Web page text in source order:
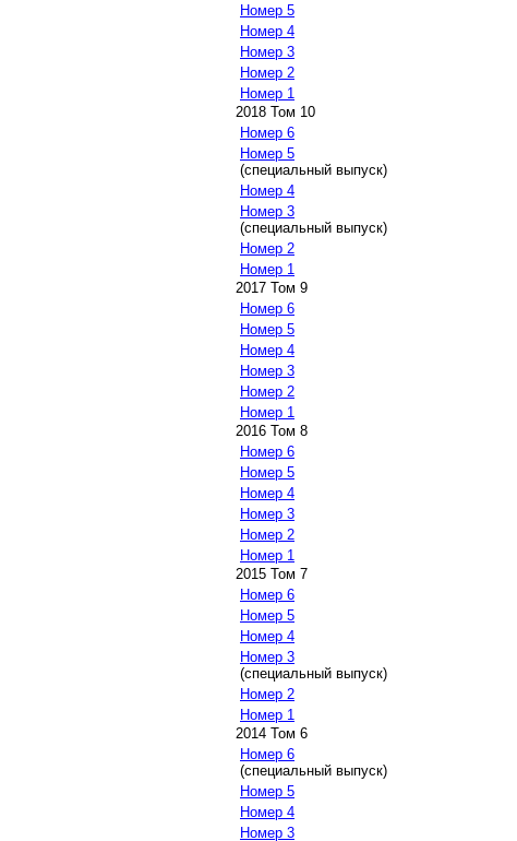
Номер 5
Номер 4
Номер 3
Номер 2
Номер 1
2018 Том 10
Номер 6
Номер 5
(специальный выпуск)
Номер 4
Номер 3
(специальный выпуск)
Номер 2
Номер 1
2017 Том 9
Номер 6
Номер 5
Номер 4
Номер 3
Номер 2
Номер 1
2016 Том 8
Номер 6
Номер 5
Номер 4
Номер 3
Номер 2
Номер 1
2015 Том 7
Номер 6
Номер 5
Номер 4
Номер 3
(специальный выпуск)
Номер 2
Номер 1
2014 Том 6
Номер 6
(специальный выпуск)
Номер 5
Номер 4
Номер 3